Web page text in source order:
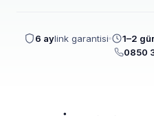
6 aylink garantisi 1–2
0850